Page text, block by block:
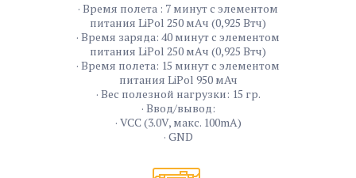
· Время полета : 7 минут с элементом
питания LiPol 250 мAч (0,925 Втч)
· Время заряда: 40 минут с элементом
питания LiPol 250 мAч (0,925 Втч)
· Время полета: 15 минут с элементом
питания LiPol 950 мАч
· Вес полезной нагрузки: 15 гр.
· Ввод/вывод:
· VCC (3.0V, макс. 100mA)
· GND